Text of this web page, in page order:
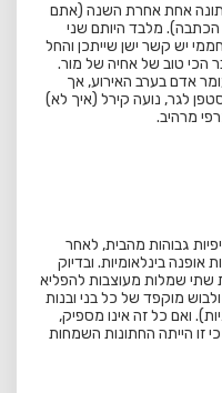
אחת אחרת השנה (אתם
הכתבה). מלבד היותם שני
יש קשר ישן שייתכן והחל
הכי טוב של אחיה של מור.
אדם בערב האירוע, אך
לגר, נועה קירל (איך לא)
מרהיב.
גבוהות מהבית, לאחר
אופנה בינלאומיות. ובדיוק
שתי שמלות מעוצבות להפליא
מוקפד של כל בני ובנות
ואם כל זה אינו מספיק,
זו הייתה החתונות השמחות